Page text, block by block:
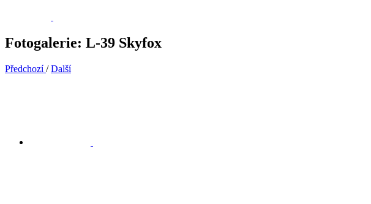
Fotogalerie: L-39 Skyfox
Předchozí / Další